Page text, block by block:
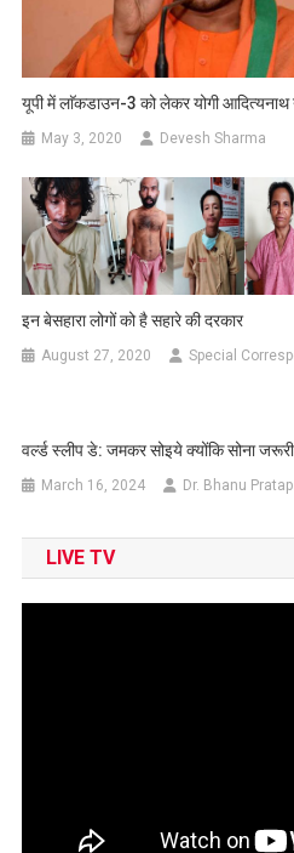
यूपी में लाॅकडाउन-3 को लेकर योगी आदित्यनाथ
May 3, 2020 Devesh Sharma
इन बेसहारा लोगों को है सहारे की दरकार
August 27, 2020 Special
वर्ल्ड स्लीप डे: जमकर सोइये क्योंक‍ि सोना
March 16, 2024 Dr. Bhanu
LIVE TV